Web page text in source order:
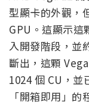
型顯卡的外觀，
GPU。這顯示這
入開發階段，並
斷出，這顆
1024 個 CU，
「開箱即用」的